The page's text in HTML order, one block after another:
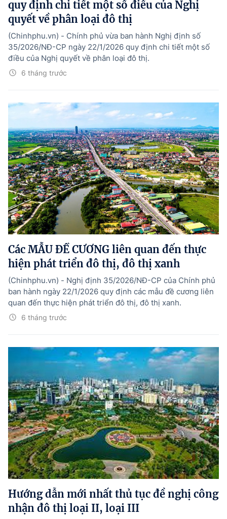
Ocop và chuỗi giá trị Nông sản
Kinh tế tư nhân
Doanh nghiệp dân tộc
Khác
© BÁO ĐIỆN TỬ CHÍNH PHỦ
Tổng Giám đốc:Nguyễn Hồng Sâm
Trụ sở: 16 Lê Hồng Phong - Ba Đình - Hà Nội.
Điện thoại: 080 43162; Fax: 080.48924;
Email: thongtinchinhphu@chinhphu.vn.
Theo dõi báo trên:
Bản quyền thuộc Báo Điện tử Chính phủ - Cổng Thông tin điện tử Chính
phủ.
Ghi rõ nguồn "Báo Điện tử Chính phủ", "Cổng Thông tin điện tử Chính phủ",
hoặc www.baochinhphu.vn, www.chinhphu.vn khi phát hành lại thông tin
từ các nguồn này.
quy định chi tiết một số điều của Nghị
quyết về phân loại đô thị
6 tháng trước
(Chinhphu.vn) - Chính phủ vừa ban hành Nghị định số
35/2026/NĐ-CP ngày 22/1/2026 quy định chi tiết một số
điều của Nghị quyết về phân loại đô thị.
Các MẪU ĐỀ CƯƠNG liên quan đến thực
hiện phát triển đô thị, đô thị xanh
6 tháng trước
(Chinhphu.vn) - Nghị định 35/2026/NĐ-CP của Chính phủ
ban hành ngày 22/1/2026 quy định các mẫu đề cương liên
quan đến thực hiện phát triển đô thị, đô thị xanh.
Hướng dẫn mới nhất thủ tục đề nghị công
nhận đô thị loại II, loại III